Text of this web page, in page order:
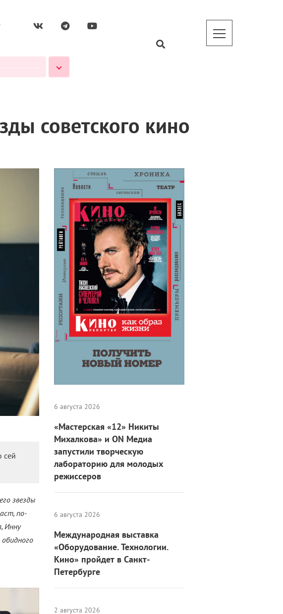
советского кино
сей
звезды
по-
Инну
6 августа 2026
«Мастерская «12» Никиты
Михалкова» и ON Медиа
запустили творческую
лабораторию для молодых
режиссеров
6 августа 2026
Международная выставка
«Оборудование. Технологии.
Кино» пройдет в Санкт-
Петербурге
2 августа 2026